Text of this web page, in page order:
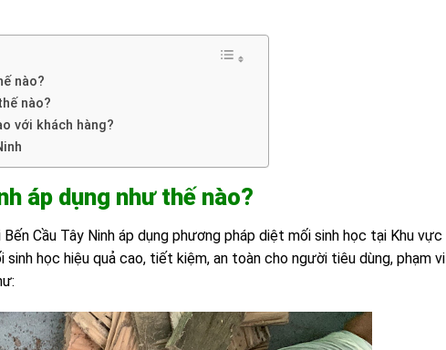
nào?
nào?
với khách hàng?
áp dụng như thế nào?
Bến Cầu Tây Ninh áp dụng phương pháp diệt mối sinh học tại Khu vực
sinh học hiệu quả cao, tiết kiệm, an toàn cho người tiêu dùng, phạm vi